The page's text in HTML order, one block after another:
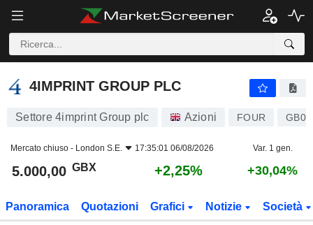
4IMPRINT GROUP PLC
4IMPRINT GROUP PLC
Settore 4imprint Group plc Azioni FOUR
Mercato chiuso - London S.E. 17:35:01 06/08/2026 Var. 1 gen.
5.000,00 GBX +2,25% +30,04%
Panoramica Quotazioni Grafici Notizie Società